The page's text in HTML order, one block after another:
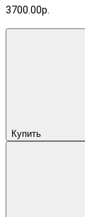
3700.00р.
Купить